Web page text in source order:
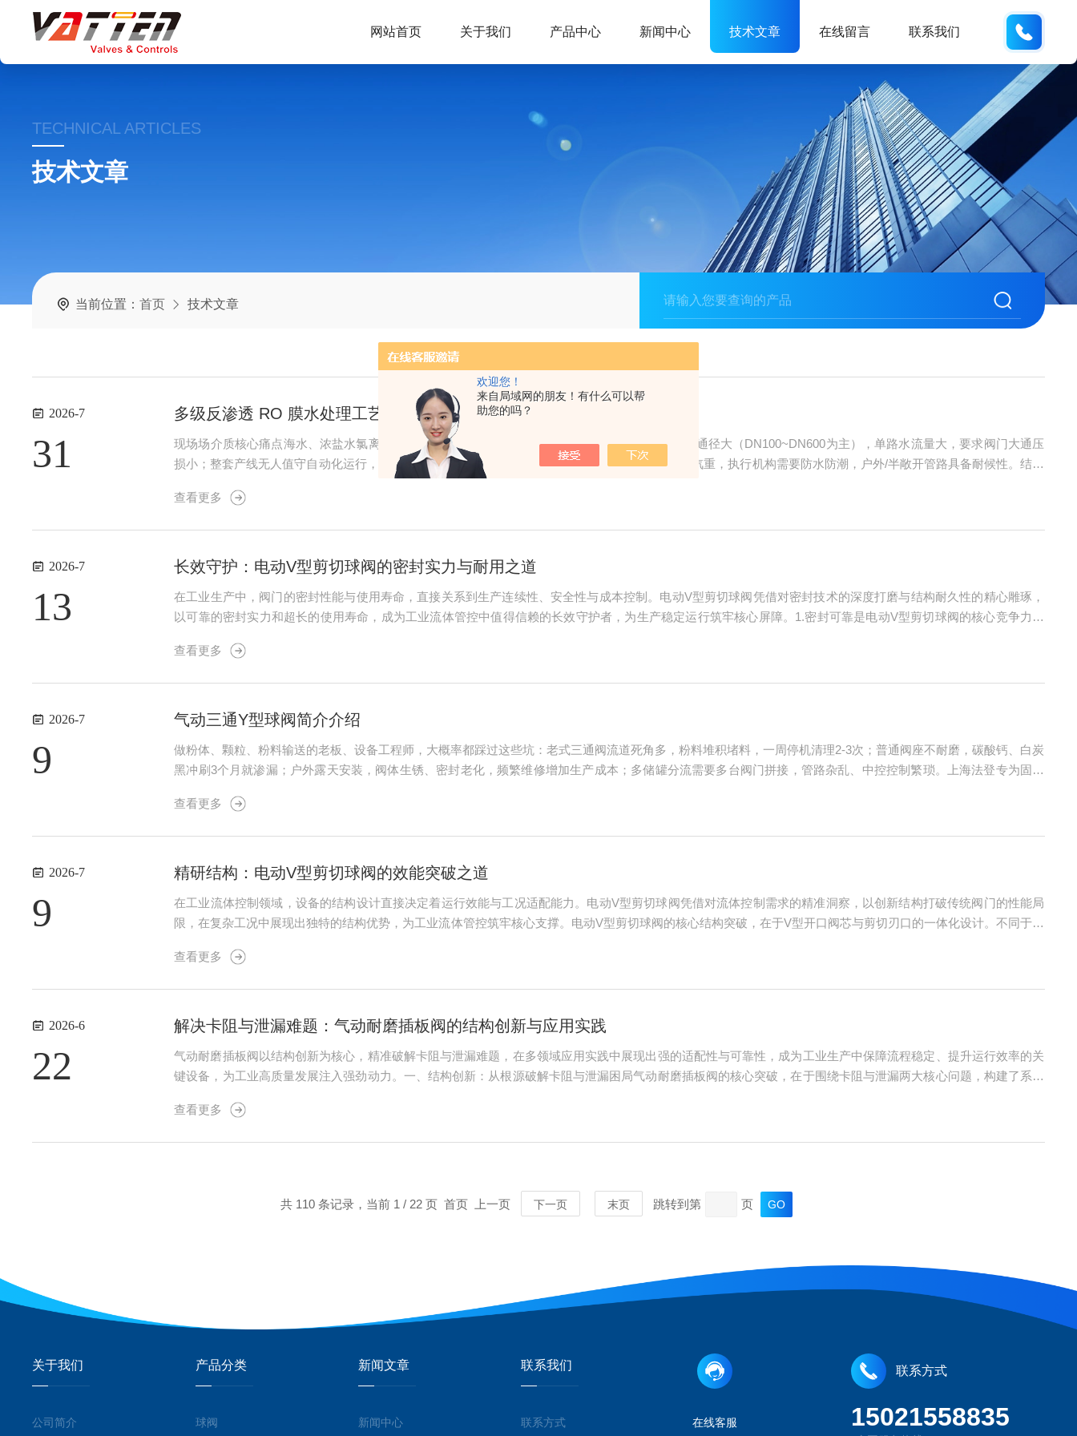
欢迎您！
来自局域网的朋友！有什么可以帮
助您的吗？
网站首页 关于我们 产品中心 新闻中心 技术文章 在线留言 联系我们
TECHNICAL ARTICLES
技术文章
当前位置：首页 技术文章
2026-7
31
多级反渗透 RO 膜水处理工艺配套阀门案例
现场场介质核心痛点海水、浓盐水氯离子含量高，普通碳钢极易腐蚀生锈，必须防腐型阀体；管路通径大（DN100~DN600为主），单路水流量大，要求阀门大通压
损小；整套产线无人值守自动化运行，必须支持中控远程信号反馈、开关控制；车间长期潮湿，水汽重，执行机构需要防水防潮，户外/半敞开管路具备耐候性。结合
滤管路阀体球墨铸铁衬胶/衬EPDM，...
查看更多
2026-7
13
长效守护：电动V型剪切球阀的密封实力与耐用之道
在工业生产中，阀门的密封性能与使用寿命，直接关系到生产连续性、安全性与成本控制。电动V型剪切球阀凭借对密封技术的深度打磨与结构耐久性的精心雕琢，
以可靠的密封实力和超长的使用寿命，成为工业流体管控中值得信赖的长效守护者，为生产稳定运行筑牢核心屏障。1.密封可靠是电动V型剪切球阀的核心竞争力，
料，配合精密的加工精度，形成紧密贴合的密封界面。...
查看更多
2026-7
9
气动三通Y型球阀简介介绍
做粉体、颗粒、粉料输送的老板、设备工程师，大概率都踩过这些坑：老式三通阀流道死角多，粉料堆积堵料，一周停机清理2-3次；普通阀座不耐磨，碳酸钙、白炭
黑冲刷3个月就渗漏；户外露天安装，阀体生锈、密封老化，频繁维修增加生产成本；多储罐分流需要多台阀门拼接，管路杂乱、中控控制繁琐。上海法登专为固体
粒子全行业气力输送工况。Y型三通球阀又称三通...
查看更多
2026-7
9
精研结构：电动V型剪切球阀的效能突破之道
在工业流体控制领域，设备的结构设计直接决定着运行效能与工况适配能力。电动V型剪切球阀凭借对流体控制需求的精准洞察，以创新结构打破传统阀门的性能局
限，在复杂工况中展现出独特的结构优势，为工业流体管控筑牢核心支撑。电动V型剪切球阀的核心结构突破，在于V型开口阀芯与剪切刃口的一体化设计。不同于传
口，与阀座形成精密咬合结构，当阀门关闭时，剪切...
查看更多
2026-6
22
解决卡阻与泄漏难题：气动耐磨插板阀的结构创新与应用实践
气动耐磨插板阀以结构创新为核心，精准破解卡阻与泄漏难题，在多领域应用实践中展现出强的适配性与可靠性，成为工业生产中保障流程稳定、提升运行效率的关
键设备，为工业高质量发展注入强劲动力。一、结构创新：从根源破解卡阻与泄漏困局气动耐磨插板阀的核心突破，在于围绕卡阻与泄漏两大核心问题，构建了系统
板边缘采用弧形过渡设计，配合高精度导向机构，确保...
查看更多
共 110 条记录，当前 1 / 22 页 首页 上一页 下一页 末页 跳转到第 页
关于我们
公司简介
产品分类
球阀
新闻文章
新闻中心
联系我们
联系方式 在线客服
联系方式
15021558835